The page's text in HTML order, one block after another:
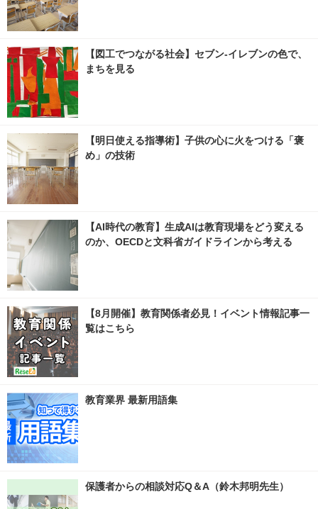
【図工でつながる社会】セブン‐イレブンの色で、
まちを見る
【明日使える指導術】子供の心に火をつける「褒
め」の技術
【AI時代の教育】生成AIは教育現場をどう変える
のか、OECDと文科省ガイドラインから考える
【8月開催】教育関係者必見！イベント情報記事一
覧はこちら
教育業界 最新用語集
保護者からの相談対応Q＆A（鈴木邦明先生）